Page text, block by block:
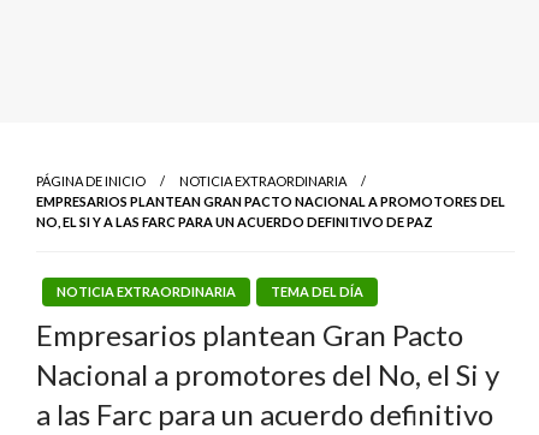
PÁGINA DE INICIO
NOTICIA EXTRAORDINARIA
EMPRESARIOS PLANTEAN GRAN PACTO NACIONAL A PROMOTORES DEL
NO, EL SI Y A LAS FARC PARA UN ACUERDO DEFINITIVO DE PAZ
NOTICIA EXTRAORDINARIA TEMA DEL DÍA
Empresarios plantean Gran Pacto
Nacional a promotores del No, el Si y
a las Farc para un acuerdo definitivo